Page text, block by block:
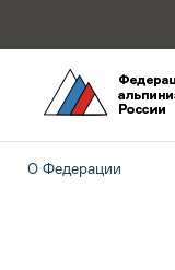
О Федерации